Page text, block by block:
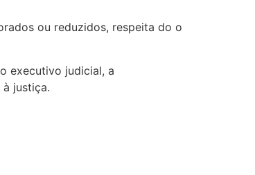
ou reduzidos, respeita do o
executivo judicial, a
justiça.